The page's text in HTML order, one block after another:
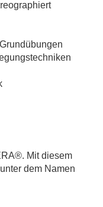
Mit diesem
dem Namen